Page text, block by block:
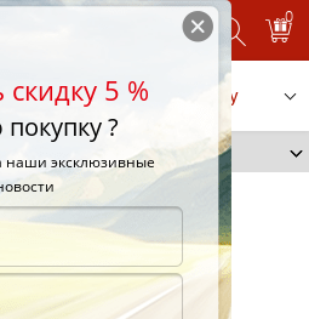
0
Заказать услугу
235/65 R17 104V
Cooper
5 %
?
наши эксклюзивные